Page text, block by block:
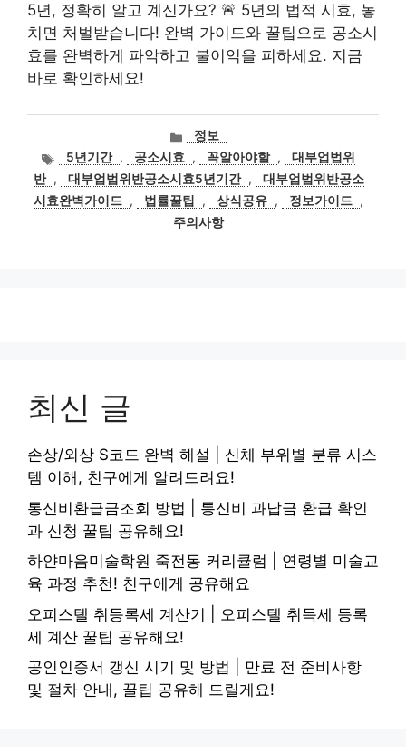
5년, 정확히 알고 계신가요? 🚨 5년의 법적 시효, 놓
치면 처벌받습니다! 완벽 가이드와 꿀팁으로 공소시
효를 완벽하게 파악하고 불이익을 피하세요. 지금
바로 확인하세요!
카
고
리
정보
태
그
5년기간 , 공소시효 , 꼭알아야할 ,
대부업법위
반 , 대부업법위반공소시효5년기간 ,
대부업법위반공소
시효완벽가이드 , 법률꿀팁 , 상식공유 , 정보가이드 ,
주의사항
최신 글
손상/외상 S코드 완벽 해설 | 신체 부위별 분류 시스
템 이해, 친구에게 알려드려요!
통신비환급금조회 방법 | 통신비 과납금 환급 확인
과 신청 꿀팁 공유해요!
하얀마음미술학원 죽전동 커리큘럼 | 연령별 미술교
육 과정 추천! 친구에게 공유해요
오피스텔 취등록세 계산기 | 오피스텔 취득세 등록
세 계산 꿀팁 공유해요!
공인인증서 갱신 시기 및 방법 | 만료 전 준비사항
및 절차 안내, 꿀팁 공유해 드릴게요!